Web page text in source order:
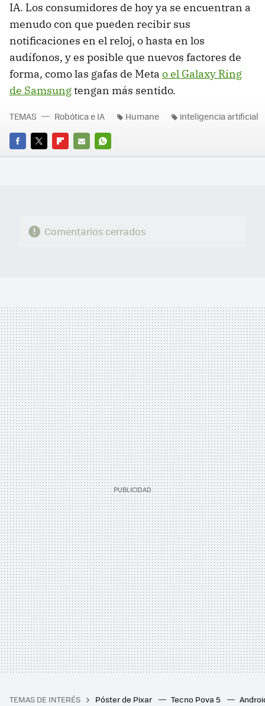
IA. Los consumidores de hoy ya se encuentran a
menudo con que pueden recibir sus
notificaciones en el reloj, o hasta en los
audífonos, y es posible que nuevos factores de
forma, como las gafas de Meta o el Galaxy Ring
de Samsungtengan más sentido.
FACEBOOK
TWITTERFLIPBOARD
E-
WHATSAPP
TEMAS Robótica e IA Humane inteligencia artificial
Comentarios cerrados
TEMAS DE INTERÉS Póster de Pixar Tecno Pova 5